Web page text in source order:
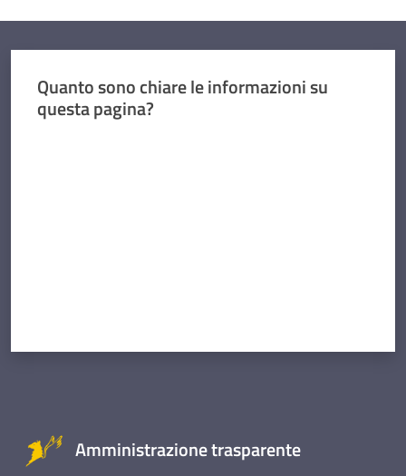
Quanto sono chiare le informazioni su
questa pagina?
Amministrazione trasparente